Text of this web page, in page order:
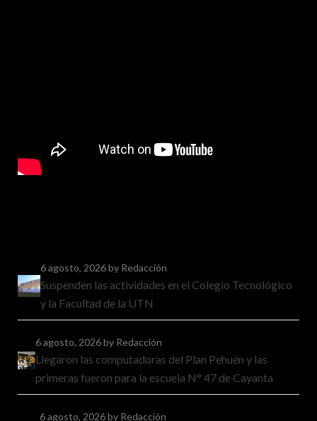
6 agosto, 2026by Redacción
Suspenden las actividades en el Colegio Tecnológico
y la Facultad de la UTN
6 agosto, 2026by Redacción
Llegaron las computadoras del Plan Pehuén y las
primeras fueron para la escuela N° 47 de Cayanta
6 agosto, 2026by Redacción